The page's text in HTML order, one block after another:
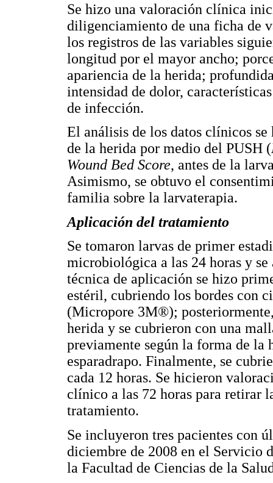
Se hizo una valoración clínica
diligenciamiento de una ficha de
los registros de las variables
longitud por el mayor ancho;
apariencia de la herida;
intensidad de dolor,
de infección.
El análisis de los datos clínicos
de la herida por medio del PUSH (
Wound Bed Score, antes de la
Asimismo, se obtuvo el
familia sobre la larvaterapia.
Aplicación del tratamiento
Se tomaron larvas de primer
microbiológica a las 24 horas y
técnica de aplicación se hizo
estéril, cubriendo los bordes con
(Micropore 3M®);
herida y se cubrieron con una
previamente según la forma de la
esparadrapo. Finalmente, se
cada 12 horas. Se hicieron
clínico a las 72 horas para retirar
tratamiento.
Se incluyeron tres pacientes con
diciembre de 2008 en el Servicio
la Facultad de Ciencias de la